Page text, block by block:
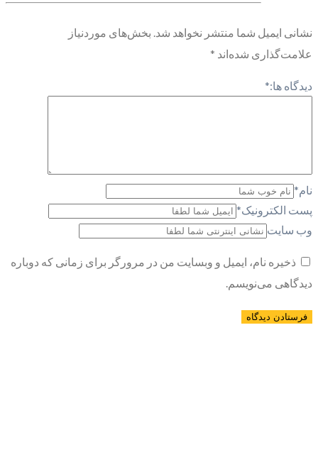
نشانی ایمیل شما منتشر نخواهد شد. بخش‌های موردنیاز
علامت‌گذاری شده‌اند *
دیدگاه ها:*
نام*
پست الکترونیک*
وب سایت
ذخیره نام، ایمیل و وبسایت من در مرورگر برای زمانی که دوباره
دیدگاهی می‌نویسم.